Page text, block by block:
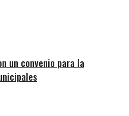
un convenio para la